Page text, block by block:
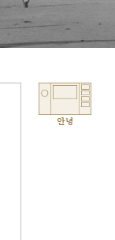
안녕